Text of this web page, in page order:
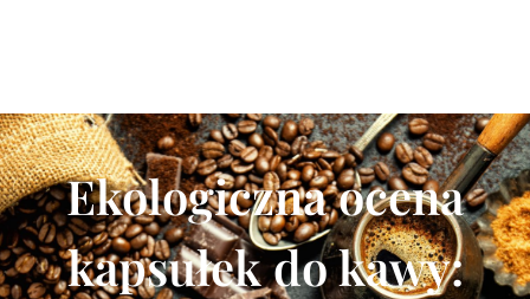
Ekologiczna ocena
kapsułek do kawy: